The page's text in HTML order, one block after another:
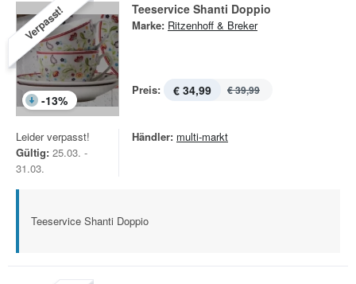
Verpasst!
-13%
Teeservice Shanti Doppio
Marke: Ritzenhoff & Breker
Preis: € 34,99 € 39,99
Leider verpasst!
Gültig: 25.03. -
31.03.
Händler: multi-markt
Teeservice Shanti Doppio